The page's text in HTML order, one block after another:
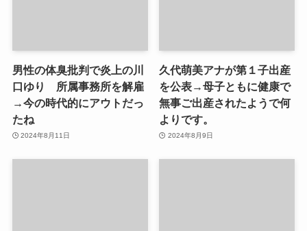
男性の体臭批判で炎上の川
口ゆり 所属事務所を解雇
→今の時代的にアウトだっ
たね
2024年8月11日
久代萌美アナが第１子出産
を公表→母子ともに健康で
無事ご出産されたようで何
よりです。
2024年8月9日